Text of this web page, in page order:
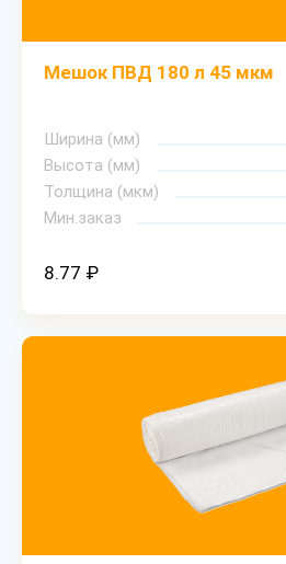
Мешок ПВД 180 л 45 мкм
Ширина (мм)
Высота (мм)
Толщина (мкм)
Мин.заказ
8.77 ₽